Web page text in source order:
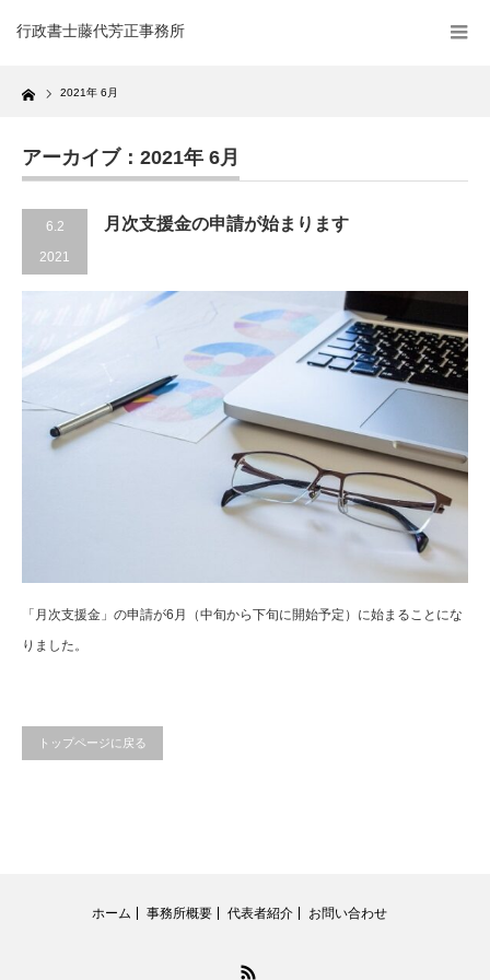
行政書士藤代芳正事務所
Home 2021年 6月
アーカイブ：2021年 6月
6.2
2021
月次支援金の申請が始まります
「月次支援金」の申請が6月（中旬から下旬に開始予定）に始まることにな
りました。
トップページに戻る
ホーム 事務所概要 代表者紹介 お問い合わせ